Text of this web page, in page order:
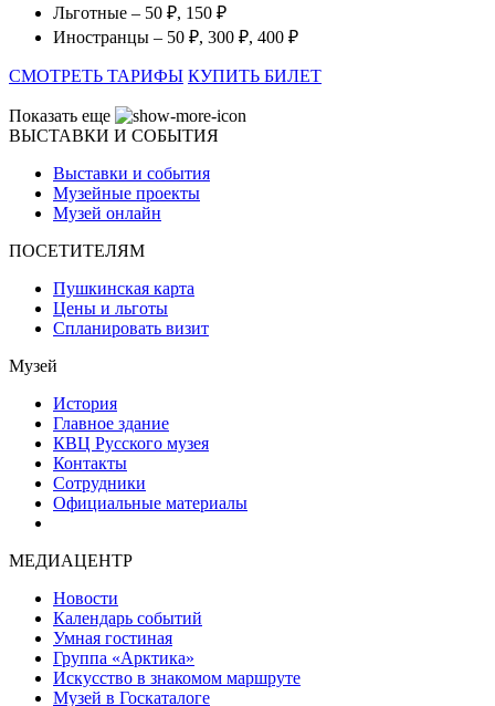
Льготные – 50 ₽, 150 ₽
Иностранцы – 50 ₽, 300 ₽, 400 ₽
СМОТРЕТЬ ТАРИФЫ КУПИТЬ БИЛЕТ
Показать еще
Выставки и события
Музейные проекты
Пушкинская карта
Цены и льготы
История
Главное здание
КВЦ Русского музея
Контакты
Сотрудники
Новости
Календарь событий
Умная гостиная
Группа «Арктика»
Искусство в знакомом маршруте